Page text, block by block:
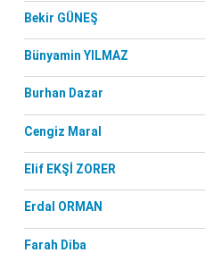
Bekir GÜNEŞ
Bünyamin YILMAZ
Burhan Dazar
Cengiz Maral
Elif EKŞİ ZORER
Erdal ORMAN
Farah Diba